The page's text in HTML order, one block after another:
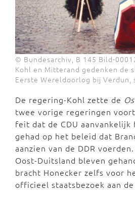
© Bundesarchiv, B 145 Bild-
Kohl en Mitterand gedenken de
Eerste Wereldoorlog bij Verdun,
De regering-Kohl zette de
twee vorige regeringen
feit dat de CDU
gehad op het beleid dat
aanzien van de DDR
Oost-Duitsland bleven
bracht Honecker zelfs voor
officieel staatsbezoek aan